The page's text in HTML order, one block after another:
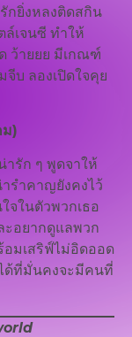
กยิ่งหลงติดสกิน
เจนซี ทำให้
ว้ายยย มีเกณฑ์
บ ลองเปิดใจคุย
ม)
รัก ๆ พูดจาให้
รำคาญยังคงไว้
จในตัวพวกเธอ
ะอยากดูแลพวก
มเสริฟ์ไม่อิดออด
ด้ที่มั่นคงจะมีคนที่